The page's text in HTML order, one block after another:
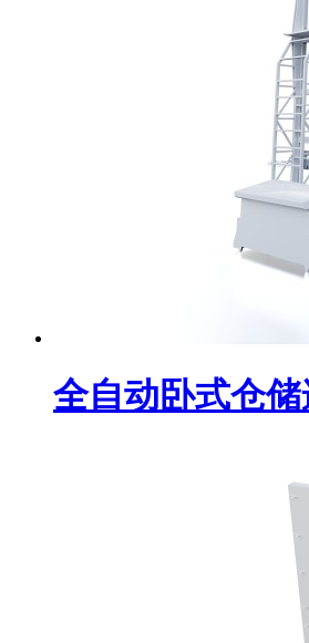
全自动卧式仓